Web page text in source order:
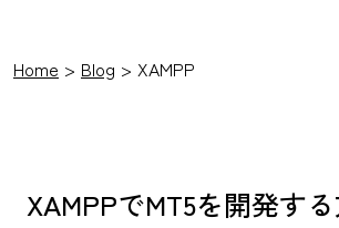
Home Blog XAMPP
XAMPPでMT5を開発す